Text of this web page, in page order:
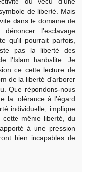
de liberté. Mais
dans le domaine de
l'esclavage
qu'il pourrait parfois,
pas la liberté des
l'Islam hanbalite. Je
de cette lecture de
de la liberté d'arborer
Que répondons-nous
la tolérance à l'égard
individuelle, implique
cette même liberté, du
à une pression
bien incapables de